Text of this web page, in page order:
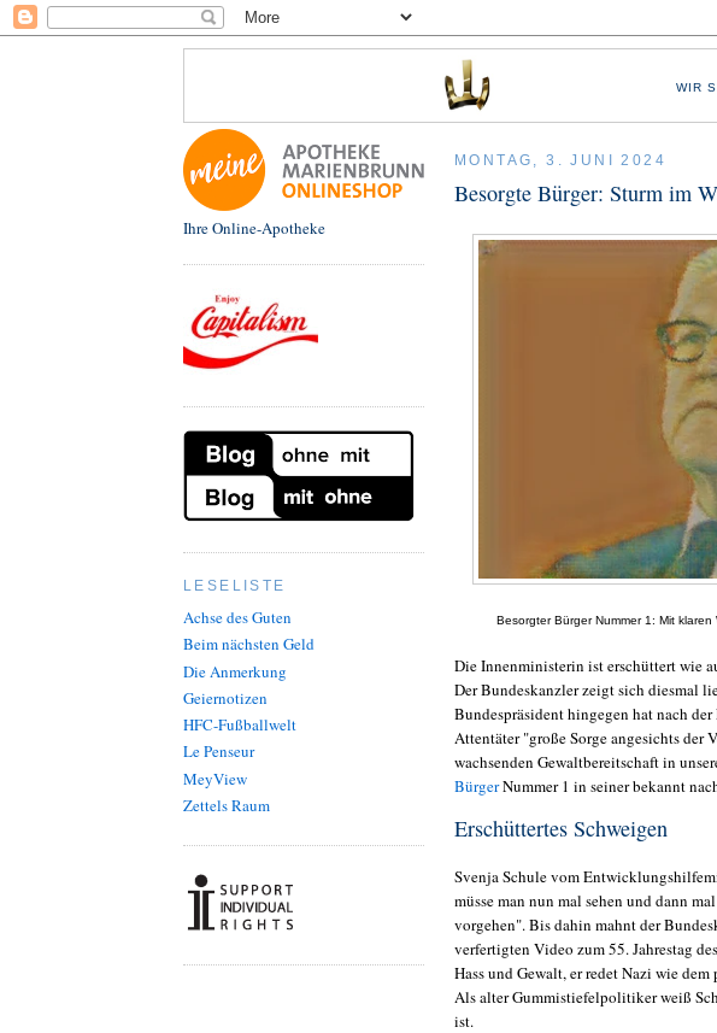
WIR
Ihre Online-Apotheke
LESELISTE
Achse des Guten
Beim nächsten Geld
Die Anmerkung
Geiernotizen
HFC-Fußballwelt
Le Penseur
MeyView
Zettels Raum
MONTAG, 3. JUNI 2024
Besorgte Bürger: Sturm im
Besorgter Bürger Nummer 1: Mit
Die Innenministerin ist erschüttert wie
Der Bundeskanzler zeigt sich diesmal
Bundespräsident hingegen hat nach
Attentäter "große Sorge angesichts der
wachsenden Gewaltbereitschaft in
BürgerNummer 1 in seiner bekannt
Erschüttertes Schweigen
Svenja Schule vom
müsse man nun mal sehen und dann
vorgehen". Bis dahin mahnt der
verfertigten Video zum 55. Jahrestag des
Hass und Gewalt, er redet Nazi wie
Als alter Gummistiefelpolitiker weiß
ist.